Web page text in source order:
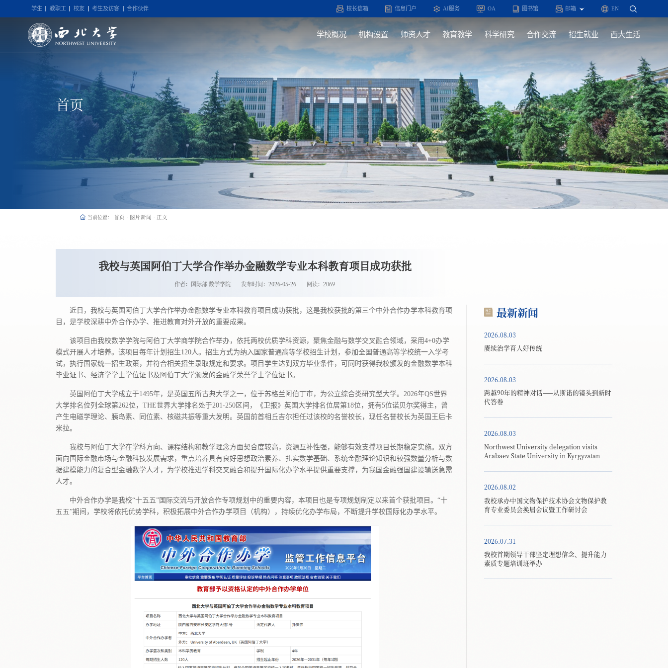
学生 教职工 校友 考生及访客 合作伙伴 校长信箱 信息门户 AI服务 OA 图书馆 邮箱 EN
学校概况 机构设置 师资人才 教育教学 科学研究 合作交流 招生就业 西大生活
首页
当前位置： 首页 - 图片新闻 - 正文
我校与英国阿伯丁大学合作举办金融数学专业本科教育项目成功获批
作者：国际部 数学学院 发布时间：2026-05-26 阅读：2069
近日，我校与英国阿伯丁大学合作举办金融数学专业本科教育项目成功获批，这是我校获批的第三个中外合作办学本科教育项
目，是学校深耕中外合作办学、推进教育对外开放的重要成果。
该项目由我校数学学院与阿伯丁大学商学院合作举办，依托两校优质学科资源，聚焦金融与数学交叉融合领域，采用4+0办学
模式开展人才培养。该项目每年计划招生120人。招生方式为纳入国家普通高等学校招生计划，参加全国普通高等学校统一入学考
试，执行国家统一招生政策，并符合相关招生录取规定和要求。项目学生达到双方毕业条件，可同时获得我校颁发的金融数学本科
毕业证书、经济学学士学位证书及阿伯丁大学颁发的金融学荣誉学士学位证书。
英国阿伯丁大学成立于1495年，是英国五所古典大学之一，位于苏格兰阿伯丁市，为公立综合类研究型大学。2026年QS世界
大学排名位列全球第262位，THE世界大学排名处于201-250区间，《卫报》英国大学排名位居第18位，拥有5位诺贝尔奖得主，曾
产生电磁学理论、胰岛素、同位素、核磁共振等重大发明。英国前首相丘吉尔担任过该校的名誉校长，现任名誉校长为英国王后卡
米拉。
我校与阿伯丁大学在学科方向、课程结构和教学理念方面契合度较高，资源互补性强，能够有效支撑项目长期稳定实施。双方
面向国际金融市场与金融科技发展需求，重点培养具有良好思想政治素养、扎实数学基础、系统金融理论知识和较强数量分析与数
据建模能力的复合型金融数学人才，为学校推进学科交叉融合和提升国际化办学水平提供重要支撑，为我国金融强国建设输送急需
人才。
中外合作办学是我校“十五五”国际交流与开放合作专项规划中的重要内容，本项目也是专项规划制定以来首个获批项目。“十
五五”期间，学校将依托优势学科，积极拓展中外合作办学项目（机构），持续优化办学布局，不断提升学校国际化办学水平。
最新新闻
2026.08.03
赓续治学育人好传统
2026.08.03
跨越90年的精神对话——从斯诺的镜头到新时
代答卷
2026.08.03
Northwest University delegation visits
Arabaev State University in Kyrgyzstan
2026.08.02
我校承办中国文物保护技术协会文物保护教
育专业委员会换届会议暨工作研讨会
2026.07.31
我校首期领导干部坚定理想信念、提升能力
素质专题培训班举办